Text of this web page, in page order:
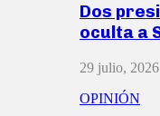
Dos
oculta a
29 julio, 2026
OPINIÓN